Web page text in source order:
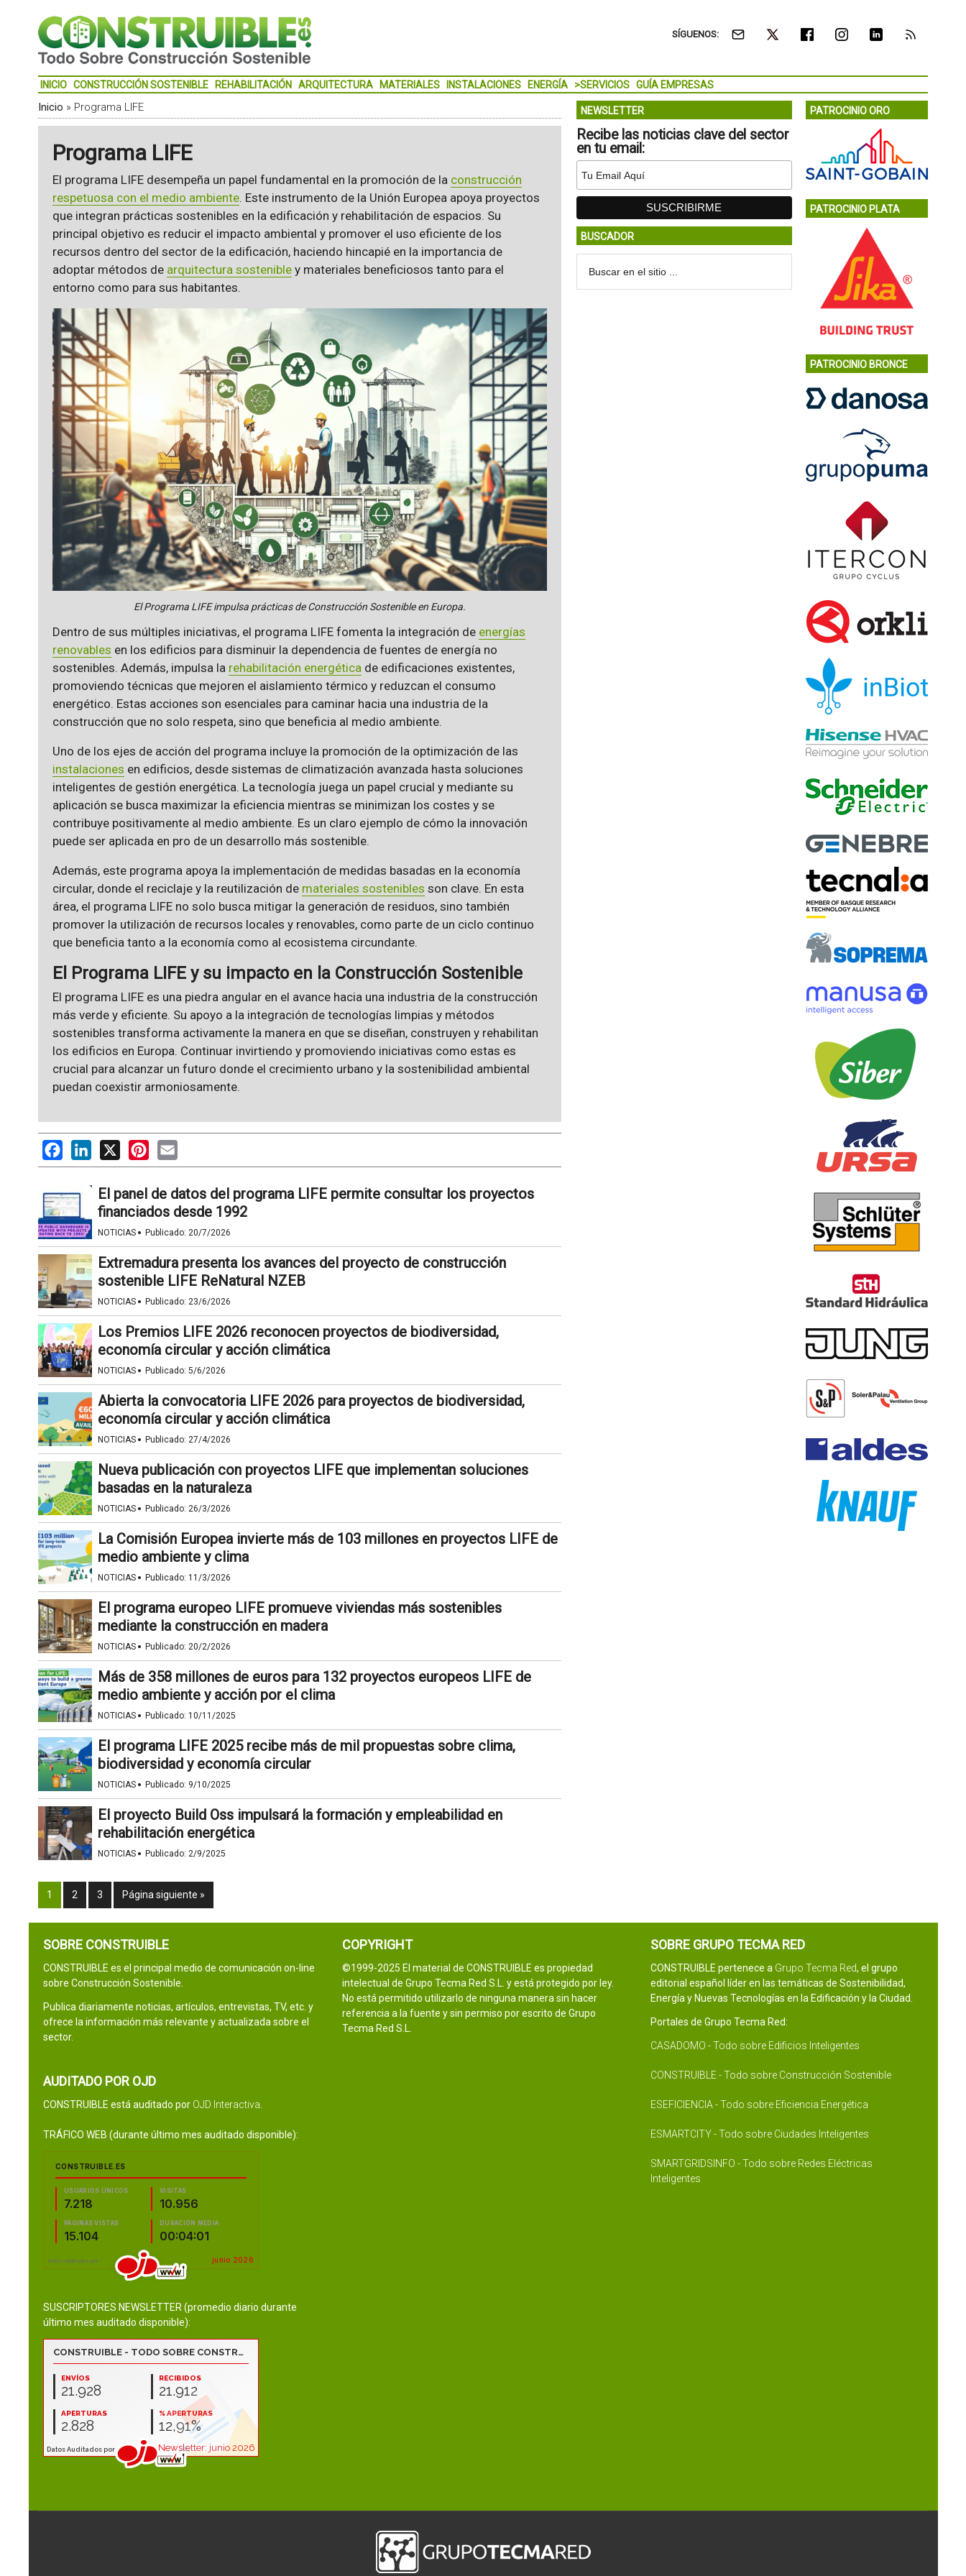
SÍGUENOS:
INICIO CONSTRUCCIÓN SOSTENIBLE REHABILITACIÓN ARQUITECTURA MATERIALES INSTALACIONES ENERGÍA >SERVICIOS GUÍA EMPRESAS
Inicio » Programa LIFE
Programa LIFE
El programa LIFE desempeña un papel fundamental en la promoción de la construcción
respetuosa con el medio ambiente. Este instrumento de la Unión Europea apoya proyectos
que integran prácticas sostenibles en la edificación y rehabilitación de espacios. Su
principal objetivo es reducir el impacto ambiental y promover el uso eficiente de los
recursos dentro del sector de la edificación, haciendo hincapié en la importancia de
adoptar métodos de arquitectura sostenibley materiales beneficiosos tanto para el
entorno como para sus habitantes.
El Programa LIFE impulsa prácticas de Construcción Sostenible en Europa.
Dentro de sus múltiples iniciativas, el programa LIFE fomenta la integración de energías
renovables en los edificios para disminuir la dependencia de fuentes de energía no
sostenibles. Además, impulsa la rehabilitación energéticade edificaciones existentes,
promoviendo técnicas que mejoren el aislamiento térmico y reduzcan el consumo
energético. Estas acciones son esenciales para caminar hacia una industria de la
construcción que no solo respeta, sino que beneficia al medio ambiente.
Uno de los ejes de acción del programa incluye la promoción de la optimización de las
instalaciones en edificios, desde sistemas de climatización avanzada hasta soluciones
inteligentes de gestión energética. La tecnología juega un papel crucial y mediante su
aplicación se busca maximizar la eficiencia mientras se minimizan los costes y se
contribuye positivamente al medio ambiente. Es un claro ejemplo de cómo la innovación
puede ser aplicada en pro de un desarrollo más sostenible.
Además, este programa apoya la implementación de medidas basadas en la economía
circular, donde el reciclaje y la reutilización de materiales sostenibles son clave. En esta
área, el programa LIFE no solo busca mitigar la generación de residuos, sino también
promover la utilización de recursos locales y renovables, como parte de un ciclo continuo
que beneficia tanto a la economía como al ecosistema circundante.
El Programa LIFE y su impacto en la Construcción Sostenible
El programa LIFE es una piedra angular en el avance hacia una industria de la construcción
más verde y eficiente. Su apoyo a la integración de tecnologías limpias y métodos
sostenibles transforma activamente la manera en que se diseñan, construyen y rehabilitan
los edificios en Europa. Continuar invirtiendo y promoviendo iniciativas como estas es
crucial para alcanzar un futuro donde el crecimiento urbano y la sostenibilidad ambiental
puedan coexistir armoniosamente.
FacebookLinkedIn
X PinterestEmail
El panel de datos del programa LIFE permite consultar los proyectos
financiados desde 1992
NOTICIAS · Publicado: 20/7/2026
Extremadura presenta los avances del proyecto de construcción
sostenible LIFE ReNatural NZEB
NOTICIAS · Publicado: 23/6/2026
Los Premios LIFE 2026 reconocen proyectos de biodiversidad,
economía circular y acción climática
NOTICIAS · Publicado: 5/6/2026
Abierta la convocatoria LIFE 2026 para proyectos de biodiversidad,
economía circular y acción climática
NOTICIAS · Publicado: 27/4/2026
Nueva publicación con proyectos LIFE que implementan soluciones
basadas en la naturaleza
NOTICIAS · Publicado: 26/3/2026
La Comisión Europea invierte más de 103 millones en proyectos LIFE de
medio ambiente y clima
NOTICIAS · Publicado: 11/3/2026
El programa europeo LIFE promueve viviendas más sostenibles
mediante la construcción en madera
NOTICIAS · Publicado: 20/2/2026
Más de 358 millones de euros para 132 proyectos europeos LIFE de
medio ambiente y acción por el clima
NOTICIAS · Publicado: 10/11/2025
El programa LIFE 2025 recibe más de mil propuestas sobre clima,
biodiversidad y economía circular
NOTICIAS · Publicado: 9/10/2025
El proyecto Build Oss impulsará la formación y empleabilidad en
rehabilitación energética
NOTICIAS · Publicado: 2/9/2025
1 2 3 Página siguiente »
NEWSLETTER
Recibe las noticias clave del sector
en tu email:
BUSCADOR
PATROCINIO ORO
PATROCINIO PLATA
PATROCINIO BRONCE
SOBRE CONSTRUIBLE
CONSTRUIBLE es el principal medio de comunicación on-line
sobre Construcción Sostenible.
Publica diariamente noticias, artículos, entrevistas, TV, etc. y
ofrece la información más relevante y actualizada sobre el
sector.
AUDITADO POR OJD
CONSTRUIBLE está auditado por OJD Interactiva
TRÁFICO WEB (durante último mes auditado disponible):
SUSCRIPTORES NEWSLETTER (promedio diario durante
último mes auditado disponible):
COPYRIGHT
©1999-2025 El material de CONSTRUIBLE es propiedad
intelectual de Grupo Tecma Red S.L. y está protegido por ley.
No está permitido utilizarlo de ninguna manera sin hacer
referencia a la fuente y sin permiso por escrito de Grupo
Tecma Red S.L.
SOBRE GRUPO TECMA RED
CONSTRUIBLE pertenece a Grupo Tecma Red, el grupo
editorial español líder en las temáticas de Sostenibilidad,
Energía y Nuevas Tecnologías en la Edificación y la Ciudad.
Portales de Grupo Tecma Red:
CASADOMO - Todo sobre Edificios Inteligentes
CONSTRUIBLE - Todo sobre Construcción Sostenible
ESEFICIENCIA - Todo sobre Eficiencia Energética
ESMARTCITY - Todo sobre Ciudades Inteligentes
SMARTGRIDSINFO - Todo sobre Redes Eléctricas
Inteligentes